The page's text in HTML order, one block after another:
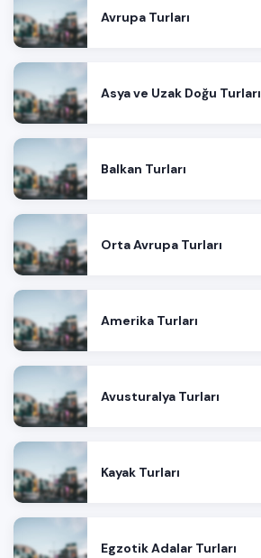
Avrupa Turları
Asya ve Uzak Doğu Turları
Balkan Turları
Orta Avrupa Turları
Amerika Turları
Avusturalya Turları
Kayak Turları
Egzotik Adalar Turları